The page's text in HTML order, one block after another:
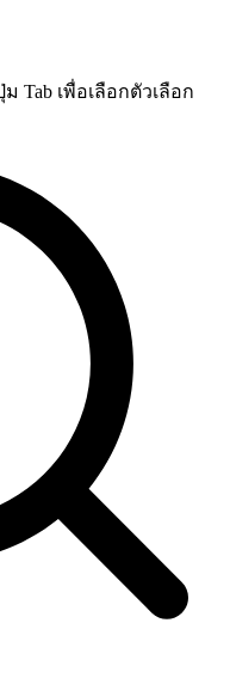
Tab เพื่อเลือกตัวเลือก